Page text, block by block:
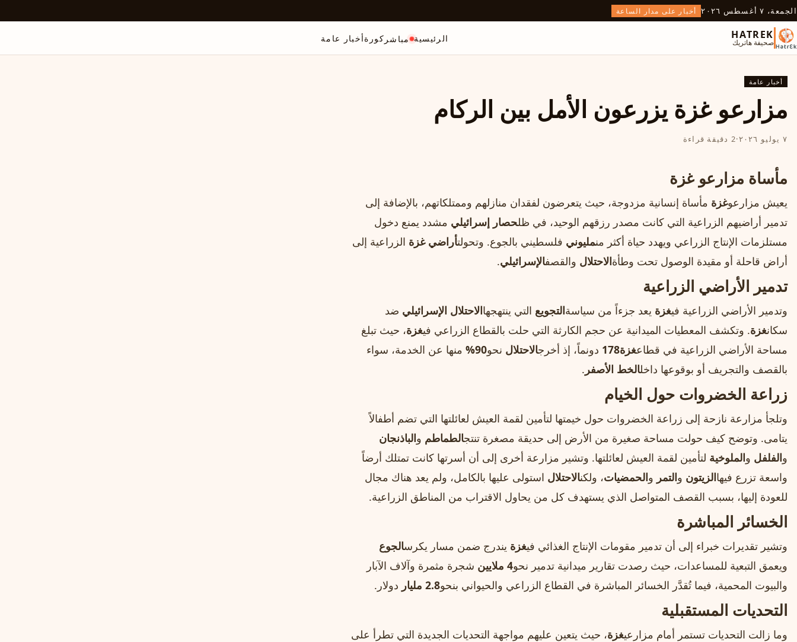
الجمعة، ٧ أغسطس ٢٠٢٦ أخبار على مدار الساعة
HATREK
صحيفة هاتريك الرئيسية مباشر كورةأخبار عامة
أخبار عامة
مزارعو غزة يزرعون الأمل بين الركام
٧ يوليو ٢٠٢٦ ·2 دقيقة قراءة
مأساة مزارعو غزة
يعيش مزارعوغزة مأساة إنسانية مزدوجة، حيث يتعرضون لفقدان منازلهم وممتلكاتهم، بالإضافة إلى
تدمير أراضيهم الزراعية التي كانت مصدر رزقهم الوحيد، في ظلحصار إسرائيلي مشدد يمنع دخول
مستلزمات الإنتاج الزراعي ويهدد حياة أكثر منمليوني فلسطيني بالجوع. وتحولتأراضي غزة الزراعية إلى
أراض قاحلة أو مقيدة الوصول تحت وطأةالاحتلال والقصفالإسرائيلي.
تدمير الأراضي الزراعية
وتدمير الأراضي الزراعية فيغزة يعد جزءاً من سياسةالتجويع التي ينتهجهاالاحتلال الإسرائيلي ضد
سكانغزة. وتكشف المعطيات الميدانية عن حجم الكارثة التي حلت بالقطاع الزراعي فيغزة، حيث تبلغ
مساحة الأراضي الزراعية في قطاعغزة178 دونماً، إذ أخرجالاحتلال نحو90%
منها عن الخدمة، سواء
بالقصف والتجريف أو بوقوعها داخلالخط الأصفر .
زراعة الخضروات حول الخيام
وتلجأ مزارعة نازحة إلى زراعة الخضروات حول خيمتها لتأمين لقمة العيش لعائلتها التي تضم أطفالاً
يتامى. وتوضح كيف حولت مساحة صغيرة من الأرض إلى حديقة مصغرة تنتجالطماطم والباذنجان
والفلفل والملوخية لتأمين لقمة العيش لعائلتها. وتشير مزارعة أخرى إلى أن أسرتها كانت تمتلك أرضاً
واسعة تزرع فيهاالزيتون والتمر والحمضيات، ولكنالاحتلال استولى عليها بالكامل، ولم يعد هناك مجال
للعودة إليها، بسبب القصف المتواصل الذي يستهدف كل من يحاول الاقتراب من المناطق الزراعية.
الخسائر المباشرة
وتشير تقديرات خبراء إلى أن تدمير مقومات الإنتاج الغذائي فيغزة يندرج ضمن مسار يكرسالجوع
ويعمق التبعية للمساعدات، حيث رصدت تقارير ميدانية تدمير نحو4 ملايين
شجرة مثمرة وآلاف الآبار
والبيوت المحمية، فيما تُقدَّر الخسائر المباشرة في القطاع الزراعي والحيواني بنحو2.8 مليار دولار.
التحديات المستقبلية
وما زالت التحديات تستمر أمام مزارعيغزة، حيث يتعين عليهم مواجهة التحديات الجديدة التي تطرأ على